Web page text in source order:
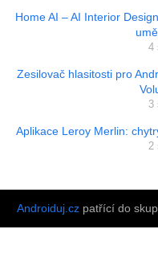
Home AI – AI Interior
4
Zesilovač hlasitosti pro
3
Aplikace Leroy Merlin:
2
Androiduj.czpatřící do